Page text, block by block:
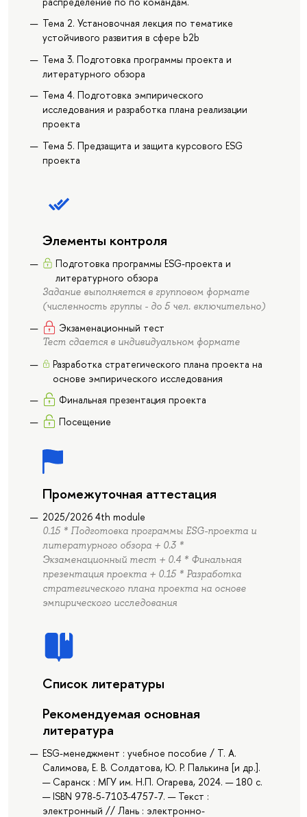
Тема 2. Установочная лекция по тематике
устойчивого развития в сфере b2b
Тема 3. Подготовка программы проекта и
литературного обзора
Тема 4. Подготовка эмпирического
исследования и разработка плана реализации
проекта
Тема 5. Предзащита и защита курсового ESG
проекта
Элементы контроля
Подготовка программы ESG-проекта и
литературного обзора
Задание выполняется в групповом формате
(численность группы - до 5 чел. включительно)
Экзаменационный тест
Тест сдается в индивидуальном формате
Разработка стратегического плана проекта на
основе эмпирического исследования
Финальная презентация проекта
Посещение
Промежуточная аттестация
2025/2026 4th module
0.15 * Подготовка программы ESG-проекта и
литературного обзора + 0.3 *
Экзаменационный тест + 0.4 * Финальная
презентация проекта + 0.15 * Разработка
стратегического плана проекта на основе
эмпирического исследования
Список литературы
Рекомендуемая основная
литература
ESG-менеджмент : учебное пособие / Т. А.
Салимова, Е. В. Солдатова, Ю. Р. Палькина [и др.].
— Саранск : МГУ им. Н.П. Огарева, 2024. — 180 с.
— ISBN 978-5-7103-4757-7. — Текст :
электронный // Лань : электронно-